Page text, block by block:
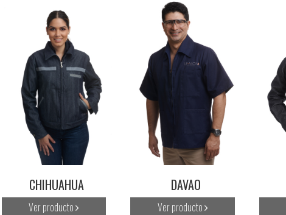
CHIHUAHUA
Ver producto
DAVAO
Ver producto